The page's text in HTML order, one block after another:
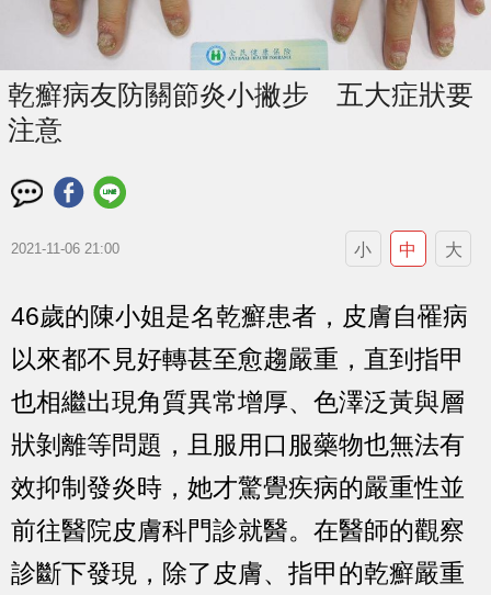
乾癬病友防關節炎小撇步 五大症狀要
注意
2021-11-06 21:00 小 中 大
46歲的陳小姐是名乾癬患者，皮膚自罹病
以來都不見好轉甚至愈趨嚴重，直到指甲
也相繼出現角質異常增厚、色澤泛黃與層
狀剝離等問題，且服用口服藥物也無法有
效抑制發炎時，她才驚覺疾病的嚴重性並
前往醫院皮膚科門診就醫。在醫師的觀察
診斷下發現，除了皮膚、指甲的乾癬嚴重